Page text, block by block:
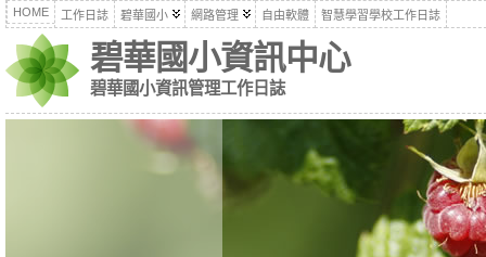
HOME 工作日誌 碧華國小 網路管理 自由軟體 智慧學習學校工作日誌
碧華國小資訊中心
碧華國小資訊管理工作日誌